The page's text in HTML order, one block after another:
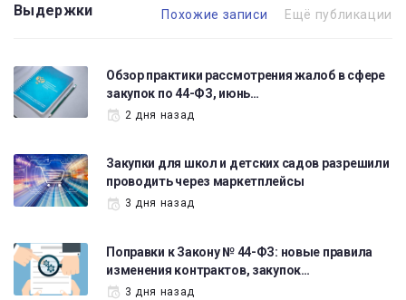
Выдержки Похожие записи Ещё публикации
Обзор практики рассмотрения жалоб в сфере
закупок по 44-ФЗ, июнь…
2 дня назад
Закупки для школ и детских садов разрешили
проводить через маркетплейсы
3 дня назад
Поправки к Закону № 44-ФЗ: новые правила
изменения контрактов, закупок…
3 дня назад